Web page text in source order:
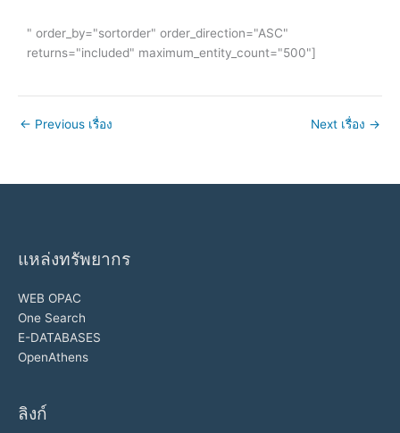
" order_by="sortorder" order_direction="ASC"
returns="included" maximum_entity_count="500"]
← Previous เรื่อง Next เรื่อง →
แหล่งทรัพยากร
WEB OPAC
One Search
E-DATABASES
OpenAthens
ลิงก์